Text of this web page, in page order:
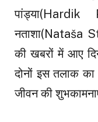
नताशा(Nataša
की खबरों में आए
दोनों इस तलाक
जीवन की